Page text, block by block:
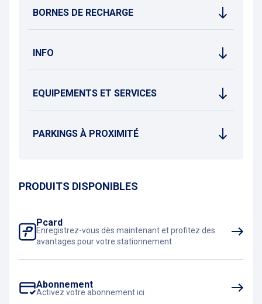
BORNES DE RECHARGE
INFO
EQUIPEMENTS ET SERVICES
PARKINGS À PROXIMITÉ
PRODUITS DISPONIBLES
Pcard
Enregistrez-vous dès maintenant et profitez des
avantages pour votre stationnement
Abonnement
Activez votre abonnement ici